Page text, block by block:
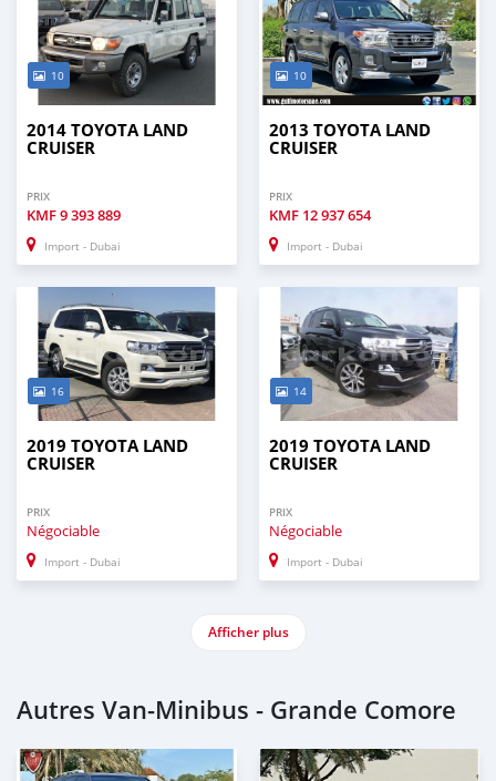
10
2014 TOYOTA LAND
CRUISER
PRIX
KMF9 393 889
Import - Dubai
10
2013 TOYOTA LAND
CRUISER
PRIX
KMF 12 937 654
Import - Dubai
16
2019 TOYOTA LAND
CRUISER
PRIX
Négociable
Import - Dubai
14
2019 TOYOTA LAND
CRUISER
PRIX
Négociable
Import - Dubai
Afficher plus
Autres Van‒Minibus - Grande Comore